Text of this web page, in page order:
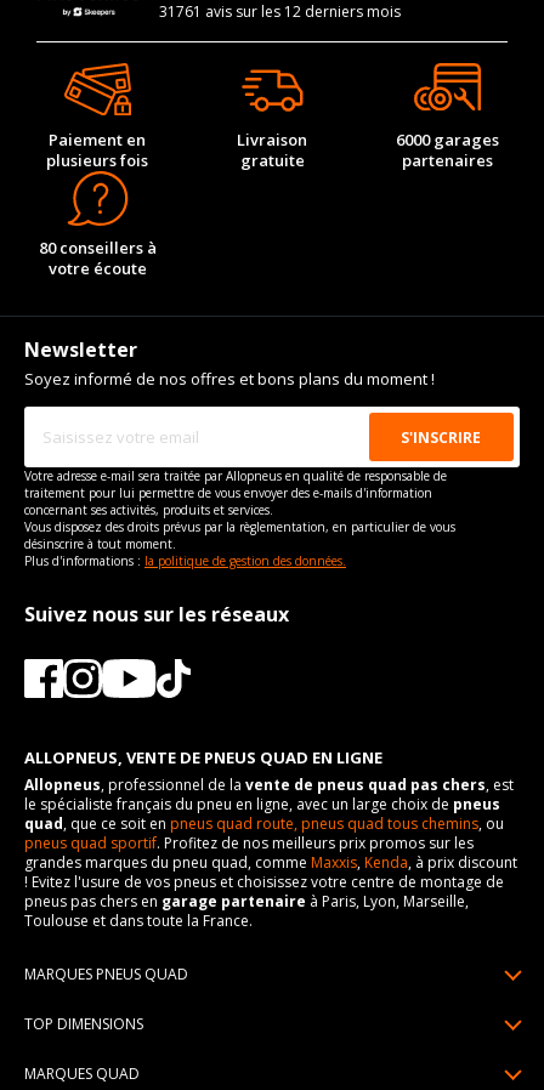
31761 avis sur les 12 derniers mois
Paiement en
plusieurs fois
Livraison
gratuite
6000 garages
partenaires
80 conseillers à
votre écoute
Newsletter
Soyez informé de nos offres et bons plans du moment !
Votre adresse e-mail sera traitée par Allopneus en qualité de responsable de
traitement pour lui permettre de vous envoyer des e-mails d'information
concernant ses activités, produits et services.
Vous disposez des droits prévus par la règlementation, en particulier de vous
désinscrire à tout moment.
Plus d'informations : la politique de gestion des données.
Suivez nous sur les réseaux
ALLOPNEUS, VENTE DE PNEUS QUAD EN LIGNE
Allopneus, professionnel de la vente de pneus quad pas chers, est
le spécialiste français du pneu en ligne, avec un large choix de pneus
quad, que ce soit en pneus quad route,pneus quad tous chemins, ou
pneus quad sportif. Profitez de nos meilleurs prix promos sur les
grandes marques du pneu quad, comme Maxxis,Kenda, à prix discount
! Evitez l'usure de vos pneus et choisissez votre centre de montage de
pneus pas chers en garage partenaire à Paris, Lyon, Marseille,
Toulouse et dans toute la France.
MARQUES PNEUS QUAD
Pneus BKT
TOP DIMENSIONS
MARQUES QUAD